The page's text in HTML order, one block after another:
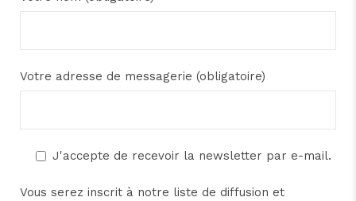
Votre adresse de messagerie (obligatoire)
J'accepte de recevoir la newsletter par e-mail.
Vous serez inscrit à notre liste de diffusion et